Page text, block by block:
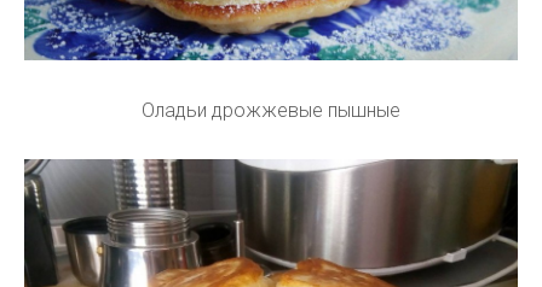
Оладьи дрожжевые пышные